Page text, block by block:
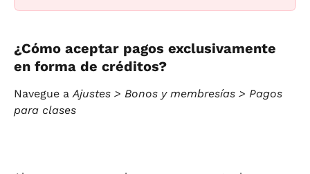
¿Cómo aceptar pagos exclusivamente
en forma de créditos?
Navegue a Ajustes > Bonos y membresías > Pagos
para clases